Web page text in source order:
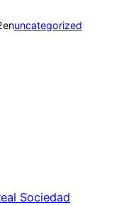
enuncategorized
Sociedad